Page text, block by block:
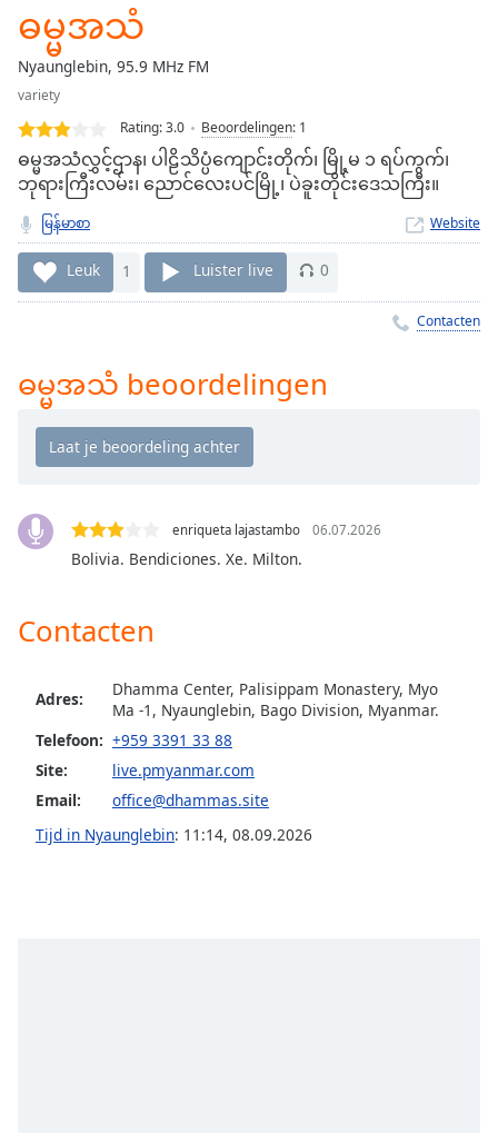
Duration
Loaded:
0.00%
Stream
LIVE
Seek to
live,
behind
liveLIVE
Remaining
Time-
Playback
Rate
Chapters
Descriptions
selected
subtitles
settings ,
opens
subtitles
settings
dialog
ဓမ္မအသံ
Nyaunglebin, 95.9 MHz FM
variety
Rating:3.0 Beoordelingen: 1
ဓမ္မအသံလွှင့်ဌာန၊ ပါဠိသိပ္ပံကျောင်းတိုက်၊ မြို့မ ၁ ရပ်ကွက်၊
ဘုရားကြီးလမ်း၊ ညောင်လေးပင်မြို့၊ ပဲခူးတိုင်းဒေသကြီး။
မြန်မာစာ Website
Leuk 1 Luister live 0
Contacten
ဓမ္မအသံ beoordelingen
enriqueta lajastambo 06.07.2026
Bolivia. Bendiciones. Xe. Milton.
Contacten
Adres:
Dhamma Center, Palisippam Monastery, Myo
Ma -1, Nyaunglebin, Bago Division, Myanmar.
Telefoon: +959 3391 33 88
Site:
live.pmyanmar.com
Email:
office@dhammas.site
Tijd in Nyaunglebin: 11:14, 08.09.2026